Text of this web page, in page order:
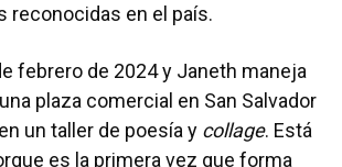
reconocidas en el país.
febrero de 2024 y Janeth maneja
plaza comercial en San Salvador
un taller de poesía y collage. Está
es la primera vez que forma